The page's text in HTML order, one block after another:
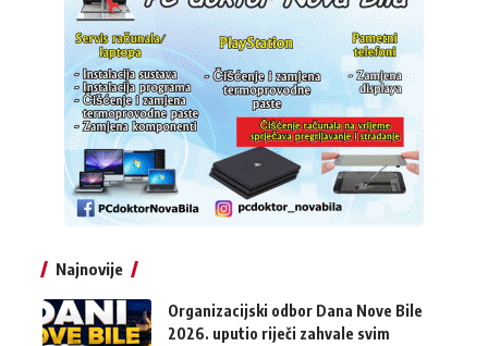
Najnovije
Organizacijski odbor Dana Nove Bile
2026. uputio riječi zahvale svim